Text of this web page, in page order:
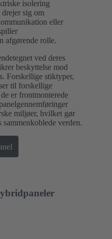
isolering
sig om
eller
afgørende rolle.
ved deres
beskyttelse mod
Forskellige stiktyper,
til forskellige
er frontmonterede
miljøer, hvilket gør
verden.